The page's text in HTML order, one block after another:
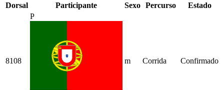
Dorsal Participante Sexo Percurso Estado
8108
P
m Corrida Confirmado